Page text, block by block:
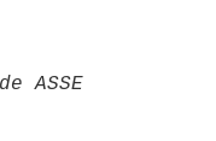
ASSE